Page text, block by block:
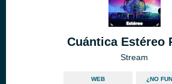
Cuántica Estéreo
Stream
WEB ¿NO